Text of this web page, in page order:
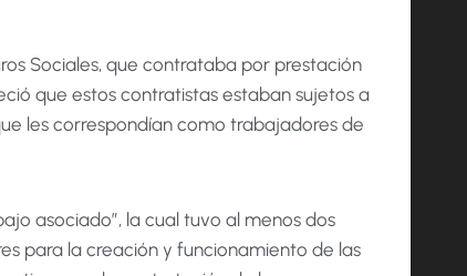
Sociales, que contrataba por prestación
que estos contratistas estaban sujetos a
les correspondían como trabajadores de
asociado”, la cual tuvo al menos dos
para la creación y funcionamiento de las